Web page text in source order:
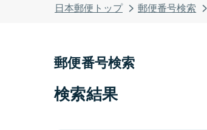
日本郵便トップ 郵便番号検索
郵便番号検索
検索結果